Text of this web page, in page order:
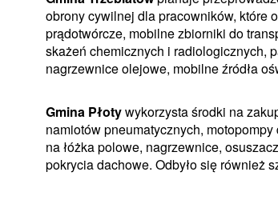
obrony cywilnej dla pracowników, które
prądotwórcze, mobilne zbiorniki do
skażeń chemicznych i radiologicznych,
nagrzewnice olejowe, mobilne źródła
Gmina Płotywykorzysta środki na
namiotów pneumatycznych,
na łóżka polowe, nagrzewnice,
pokrycia dachowe. Odbyło się również